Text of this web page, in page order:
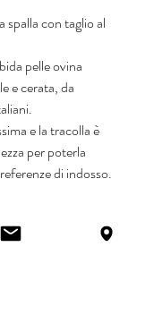
spalla con taglio al
pelle ovina
e cerata, da
e la tracolla è
per poterla
di indosso.